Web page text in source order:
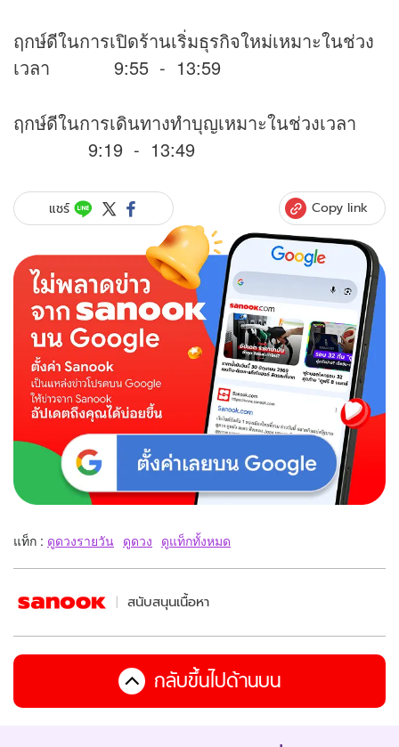
ฤกษ์ดีในการเปิดร้านเริ่มธุรกิจใหม่เหมาะในช่วง
เวลา 9:55 - 13:59
ฤกษ์ดีในการเดินทางทำบุญเหมาะในช่วงเวลา
9:19 - 13:49
แชร์ Copy link
แท็ก : ดูดวงรายวัน ดูดวง ดูแท็กทั้งหมด
สนับสนุนเนื้อหา
กลับขึ้นไปด้านบน